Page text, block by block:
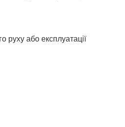
руху або експлуатації